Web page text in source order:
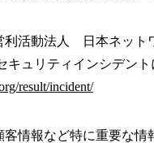
利活動法人 日本ネット
キュリティインシデン
result/incident/
客情報など特に重要な